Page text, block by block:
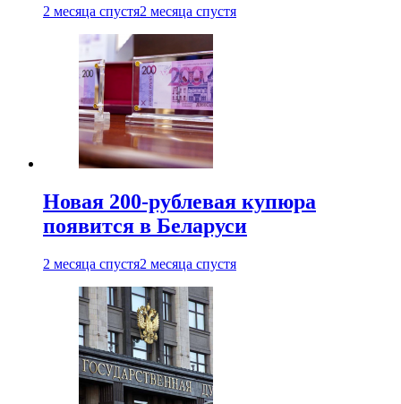
2 месяца спустя2 месяца спустя
Новая 200-рублевая купюра
появится в Беларуси
2 месяца спустя2 месяца спустя